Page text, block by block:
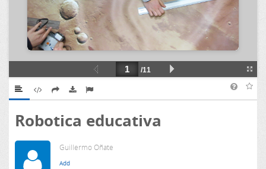
Robotica educativa
Guillermo Oñate